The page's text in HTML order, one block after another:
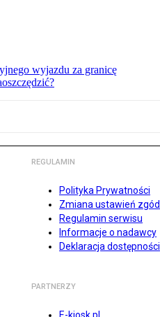
wyjazdu za granicę
REGULAMIN
Polityka Prywatności
Zmiana ustawień zgód
Regulamin serwisu
Informacje o nadawcy
Deklaracja dostępności
PARTNERZY